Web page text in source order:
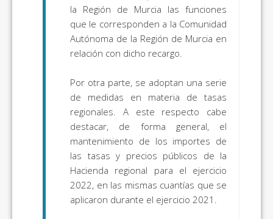
la Región de Murcia las funciones
que le corresponden a la Comunidad
Autónoma de la Región de Murcia en
relación con dicho recargo.
Por otra parte, se adoptan una serie
de medidas en materia de tasas
regionales. A este respecto cabe
destacar, de forma general, el
mantenimiento de los importes de
las tasas y precios públicos de la
Hacienda regional para el ejercicio
2022, en las mismas cuantías que se
aplicaron durante el ejercicio 2021.